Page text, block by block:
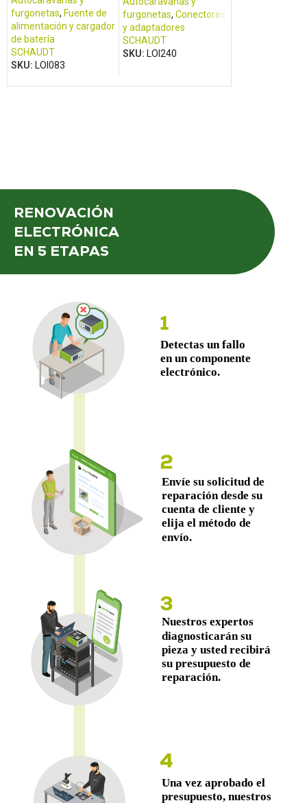
furgonetas, Fuente de
alimentación y cargador
de batería
SCHAUDT
SKU: LOI083
furgonetas, Conectores
y adaptadores
SCHAUDT
SKU: LOI240
RENOVACIÓN
ELECTRÓNICA
EN 5 ETAPAS